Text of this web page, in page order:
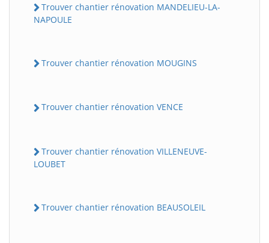
Trouver chantier rénovation MANDELIEU-LA-
NAPOULE
Trouver chantier rénovation MOUGINS
Trouver chantier rénovation VENCE
Trouver chantier rénovation VILLENEUVE-
LOUBET
Trouver chantier rénovation BEAUSOLEIL